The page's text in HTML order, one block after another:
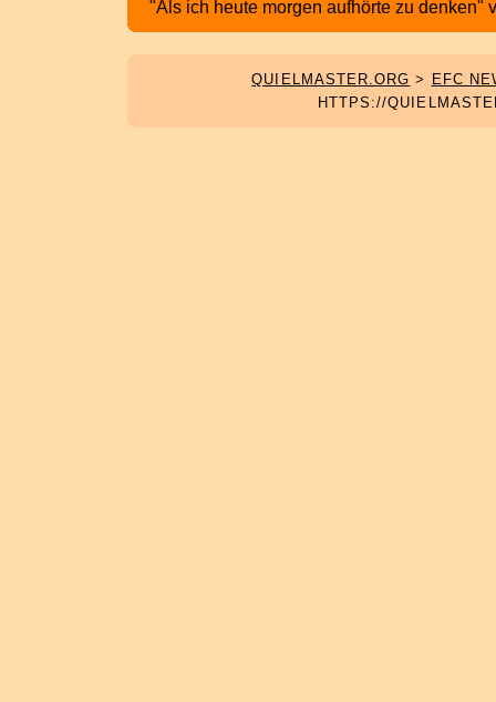
"Als ich heute morgen aufhörte zu denken"
QUIELMASTER.ORG >
EFC
HTTPS://